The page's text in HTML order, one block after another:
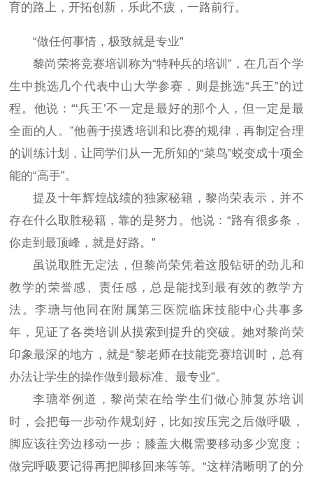
育的路上，开拓创新，乐此不疲，一路前行。
“做任何事情，极致就是专业”
黎尚荣将竞赛培训称为“特种兵的培训”，在几百个学
生中挑选几个代表中山大学参赛，则是挑选“兵王”的过
程。他说：“‘兵王’不一定是最好的那个人，但一定是最
全面的人。”他善于摸透培训和比赛的规律，再制定合理
的训练计划，让同学们从一无所知的“菜鸟”蜕变成十项全
能的“高手”。
提及十年辉煌战绩的独家秘籍，黎尚荣表示，并不
存在什么取胜秘籍，靠的是努力。他说：“路有很多条，
你走到最顶峰，就是好路。”
虽说取胜无定法，但黎尚荣凭着这股钻研的劲儿和
教学的荣誉感、责任感，总是能找到最有效的教学方
法。李瑭与他同在附属第三医院临床技能中心共事多
年，见证了各类培训从摸索到提升的突破。她对黎尚荣
印象最深的地方，就是“黎老师在技能竞赛培训时，总有
办法让学生的操作做到最标准、最专业”。
李瑭举例道，黎尚荣在给学生们做心肺复苏培训
时，会把每一步动作规划好，比如按压完之后做呼吸，
脚应该往旁边移动一步；膝盖大概需要移动多少宽度；
做完呼吸要记得再把脚移回来等等。“这样清晰明了的分